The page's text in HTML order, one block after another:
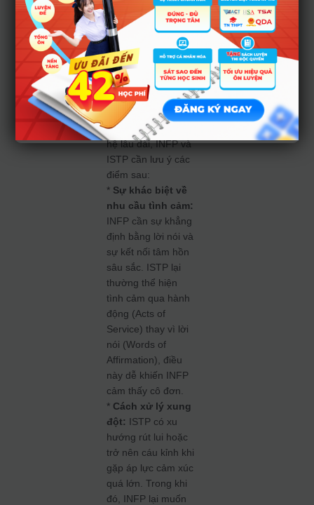
nhằn”
mà cặp
đôi cần
vượt qua
Để duy trì mối quan
hệ lâu dài, INFP và
ISTP cần lưu ý các
điểm sau:
* Sự khác biệt về
nhu cầu tình cảm:
INFP cần sự khẳng
định bằng lời nói và
sự kết nối tâm hồn
sâu sắc. ISTP lại
thường thể hiện
tình cảm qua hành
động (Acts of
Service) thay vì lời
nói (Words of
Affirmation), điều
này dễ khiến INFP
cảm thấy cô đơn.
* Cách xử lý xung
đột: ISTP có xu
hướng rút lui hoặc
trở nên cáu kỉnh khi
gặp áp lực cảm xúc
quá lớn. Trong khi
đó, INFP lại muốn